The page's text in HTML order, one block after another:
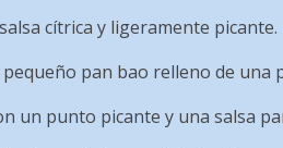
cítrica y ligeramente picante.
pan bao relleno de una
un punto picante y una salsa